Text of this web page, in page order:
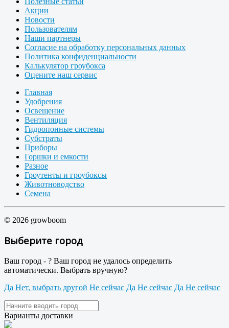
Акции
Новости
Пользователям
Наши партнеры
Согласие на обработку персональных данных
Политика конфиденциальности
Калькулятор гроубокса
Оцените наш сервис
Главная
Удобрения
Освещение
Вентиляция
Гидропонные системы
Субстраты
Приборы
Горшки и емкости
Разное
Гроутенты и гроубоксы
Животноводство
Семена
© 2026 growboom
Выберите город
Ваш город - ? Ваш город не удалось определить
автоматически. Выбрать вручную?
Да Нет, выбрать другой Не сейчас Да Не сейчас Да Не сейчас
Варианты доставки